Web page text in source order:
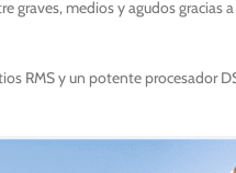
graves, medios y agudos
RMS y un potente procesador